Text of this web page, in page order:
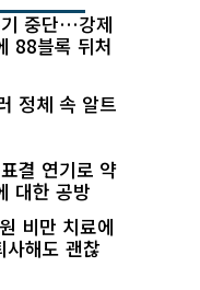
중단…강제
88블록 뒤처
정체 속 알트
결 연기로 약
대한 공방
비만 치료에
해도 괜찮